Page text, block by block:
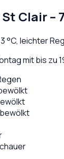
St Clair–
°C, leichter
mit bis zu